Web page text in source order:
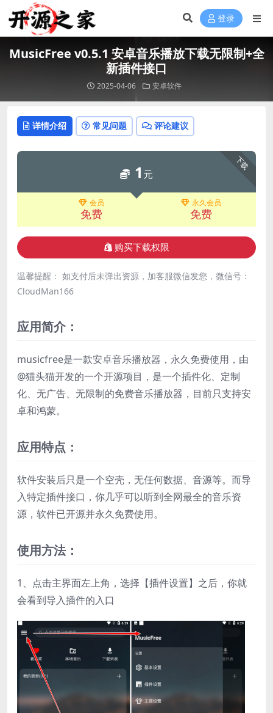
登录
MusicFree v0.5.1 安卓音乐播放下载无限制+全
新插件接口
2025-04-06 安卓软件
详情介绍 常见问题 评论建议
下载
1 元
会员
免费
永久会员
免费
购买下载权限
温馨提醒： 如支付后未弹出资源，加客服微信发您，微信号：
CloudMan166
应用简介：
musicfree是一款安卓音乐播放器，永久免费使用，由
@猫头猫开发的一个开源项目，是一个插件化、定制
化、无广告、无限制的免费音乐播放器，目前只支持安
卓和鸿蒙。
应用特点：
软件安装后只是一个空壳，无任何数据、音源等。而导
入特定插件接口，你几乎可以听到全网最全的音乐资
源，软件已开源并永久免费使用。
使用方法：
1、点击主界面左上角，选择【插件设置】之后，你就
会看到导入插件的入口